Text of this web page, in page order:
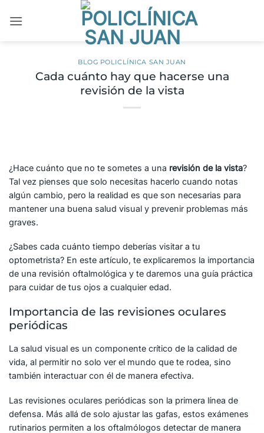
BLOG POLICLÍNICA SAN JUAN
Cada cuánto hay que hacerse una
revisión de la vista
¿Hace cuánto que no te sometes a una revisión de la vista?
Tal vez pienses que solo necesitas hacerlo cuando notas
algún cambio, pero la realidad es que son necesarias para
mantener una buena salud visual y prevenir problemas más
graves.
¿Sabes cada cuánto tiempo deberías visitar a tu
optometrista? En este artículo, te explicaremos la importancia
de una revisión oftalmológica y te daremos una guía práctica
para cuidar de tus ojos a cualquier edad.
Importancia de las revisiones oculares
periódicas
La salud visual es un componente crítico de la calidad de
vida, al permitir no solo ver el mundo que te rodea, sino
también interactuar con él de manera efectiva.
Las revisiones oculares periódicas son la primera línea de
defensa. Más allá de solo ajustar las gafas, estos exámenes
rutinarios permiten a los oftalmólogos detectar de manera